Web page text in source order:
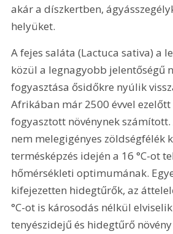
akár a díszkertben,
helyüket.
A fejes saláta (Lactuca sativa) a
közül a legnagyobb jelentőségű
fogyasztása ősidőkre nyúlik
Afrikában már 2500 évvel ezelőtt
fogyasztott növénynek számított.
nem melegigényes zöldségfélék
termésképzés idején a 16 °C-ot
hőmérsékleti optimumának.
kifejezetten hidegtűrők, az
°C-ot is károsodás nélkül
tenyészidejű és hidegtűrő